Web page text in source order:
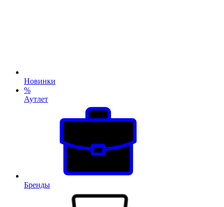
Новинки
%
Аутлет
Бренды